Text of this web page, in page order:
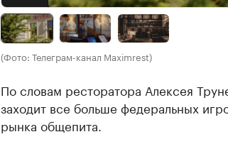
(Фото: Телеграм-канал Maximrest)
По словам ресторатора Алексея
заходит все больше федеральных
рынка общепита.